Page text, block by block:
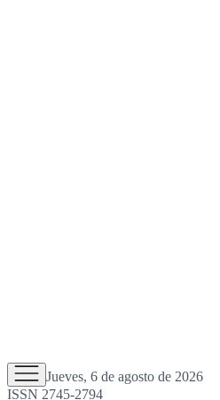
Jueves, 6 de agosto de 2026
ISSN 2745-2794